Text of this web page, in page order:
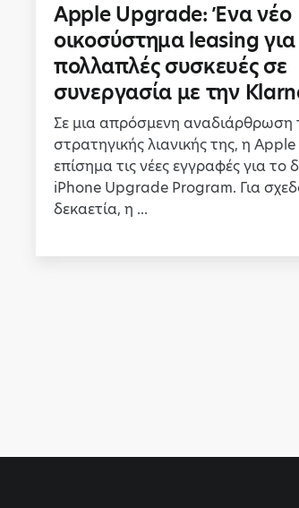
Apple Upgrade: Ένα νέο
οικοσύστημα leasing για
πολλαπλές συσκευές σε
συνεργασία με την
Σε μια απρόσμενη αναδιάρθρωση
στρατηγικής λιανικής της, η Apple
επίσημα τις νέες εγγραφές για το
iPhone Upgrade Program. Για
δεκαετία, η ...